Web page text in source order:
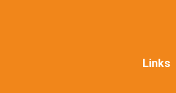
Links